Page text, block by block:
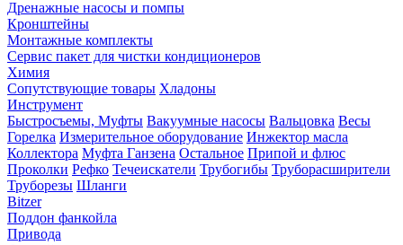
Дренажные насосы и помпы
Кронштейны
Монтажные комплекты
Сервис пакет для чистки кондиционеров
Химия
Сопутствующие товары Хладоны
Инструмент
Быстросъемы, Муфты Вакуумные насосы Вальцовка Весы
Горелка Измерительное оборудование Инжектор масла
Коллектора Муфта Ганзена Остальное Припой и флюс
Проколки Рефко Течеискатели Трубогибы Труборасширители
Труборезы Шланги
Bitzer
Поддон фанкойла
Привода